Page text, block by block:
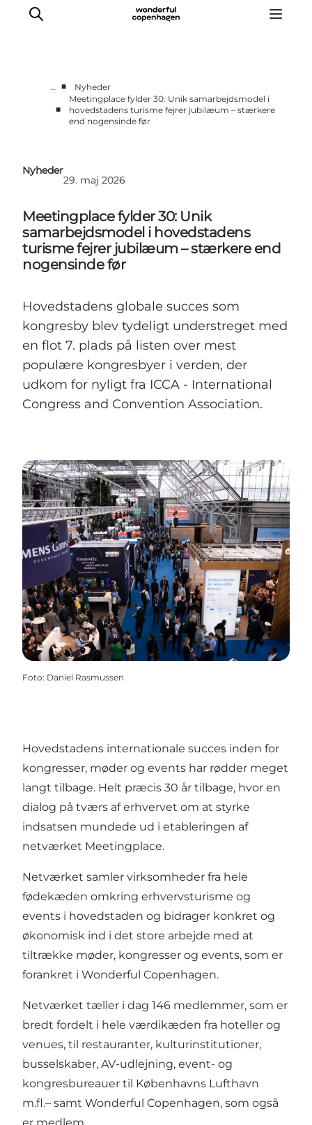
Vi arbejder for
Om Wonderful Copenhagen
… ■ Nyheder
■
Meetingplace fylder 30: Unik samarbejdsmodel i
hovedstadens turisme fejrer jubilæum – stærkere
end nogensinde før
Nyheder
29. maj 2026
Meetingplace fylder 30: Unik
samarbejdsmodel i hovedstadens
turisme fejrer jubilæum – stærkere end
nogensinde før
Hovedstadens globale succes som
kongresby blev tydeligt understreget med
en flot 7. plads på listen over mest
populære kongresbyer i verden, der
udkom for nyligt fra ICCA - International
Congress and Convention Association.
Foto: Daniel Rasmussen
Hovedstadens internationale succes inden for
kongresser, møder og events har rødder meget
langt tilbage. Helt præcis 30 år tilbage, hvor en
dialog på tværs af erhvervet om at styrke
indsatsen mundede ud i etableringen af
netværket Meetingplace.
Netværket samler virksomheder fra hele
fødekæden omkring erhvervsturisme og
events i hovedstaden og bidrager konkret og
økonomisk ind i det store arbejde med at
tiltrække møder, kongresser og events, som er
forankret i Wonderful Copenhagen.
Netværket tæller i dag 146 medlemmer, som er
bredt fordelt i hele værdikæden fra hoteller og
venues, til restauranter, kulturinstitutioner,
busselskaber, AV-udlejning, event- og
kongresbureauer til Københavns Lufthavn
m.fl.– samt Wonderful Copenhagen, som også
er medlem.